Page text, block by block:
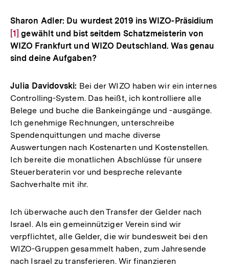
Sharon Adler: Du wurdest 2019 ins WIZO-Präsidium
der
[1] gewählt und bist seitdem Schatzmeisterin von
WIZO Frankfurt und WIZO Deutschland. Was genau
sind deine Aufgaben?
Julia Davidovski: Bei der WIZO haben wir ein internes
Controlling-System. Das heißt, ich kontrolliere alle
Belege und buche die Bankeingänge und -ausgänge.
Ich genehmige Rechnungen, unterschreibe
Spendenquittungen und mache diverse
Auswertungen nach Kostenarten und Kostenstellen.
Ich bereite die monatlichen Abschlüsse für unsere
Steuerberaterin vor und bespreche relevante
Sachverhalte mit ihr.
Ich überwache auch den Transfer der Gelder nach
Israel. Als ein gemeinnütziger Verein sind wir
verpflichtet, alle Gelder, die wir bundesweit bei den
WIZO-Gruppen gesammelt haben, zum Jahresende
nach Israel zu transferieren. Wir finanzieren